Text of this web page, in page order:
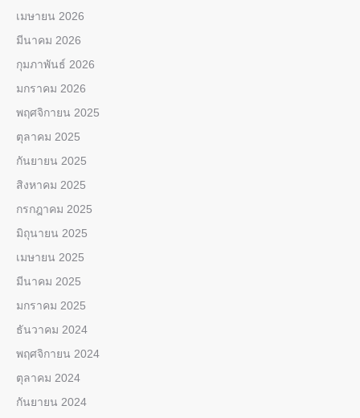
เมษายน 2026
มีนาคม 2026
กุมภาพันธ์ 2026
มกราคม 2026
พฤศจิกายน 2025
ตุลาคม 2025
กันยายน 2025
สิงหาคม 2025
กรกฎาคม 2025
มิถุนายน 2025
เมษายน 2025
มีนาคม 2025
มกราคม 2025
ธันวาคม 2024
พฤศจิกายน 2024
ตุลาคม 2024
กันยายน 2024